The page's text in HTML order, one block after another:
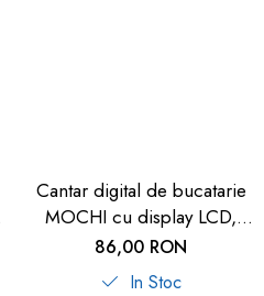
Cantar digital de bucatarie
MOCHI cu display LCD,
capacitate 5 kg, turcoaz,
TFA 50.2007.20
86,00 RON
In Stoc